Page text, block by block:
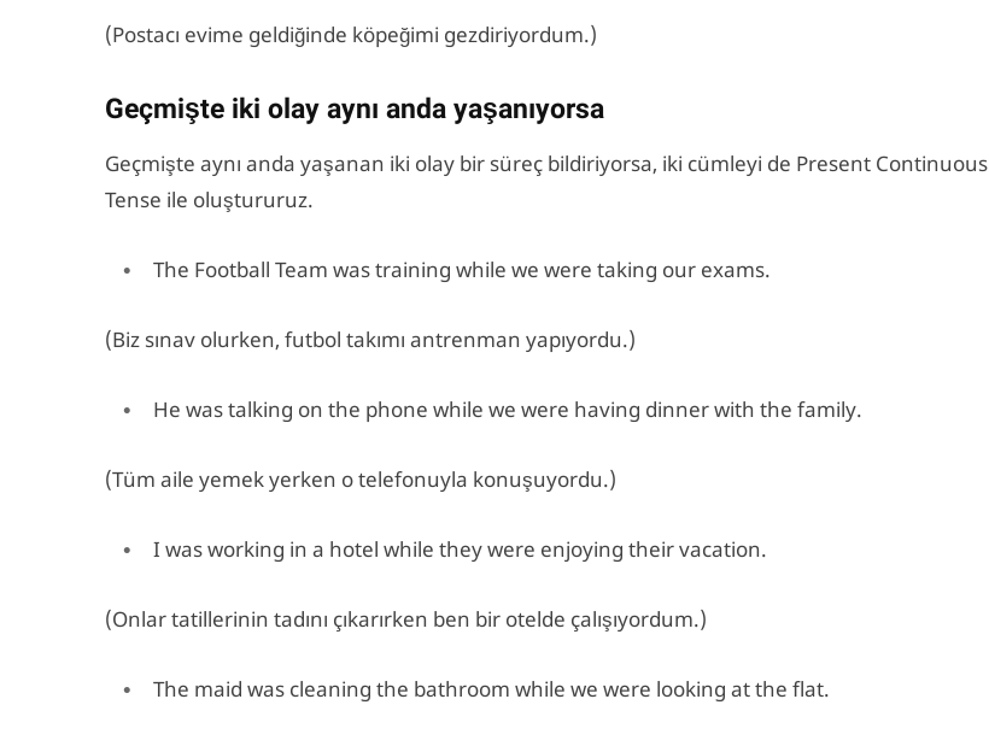
(Postacı evime geldiğinde köpeğimi gezdiriyordum.)
Geçmişte iki olay aynı anda yaşanıyorsa
Geçmişte aynı anda yaşanan iki olay bir süreç bildiriyorsa, iki cümleyi de Present Continuous
Tense ile oluştururuz.
The Football Team was training while we were taking our exams.
(Biz sınav olurken, futbol takımı antrenman yapıyordu.)
He was talking on the phone while we were having dinner with the family.
(Tüm aile yemek yerken o telefonuyla konuşuyordu.)
I was working in a hotel while they were enjoying their vacation.
(Onlar tatillerinin tadını çıkarırken ben bir otelde çalışıyordum.)
The maid was cleaning the bathroom while we were looking at the flat.